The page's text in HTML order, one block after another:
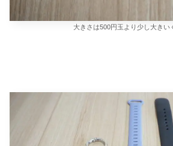
大きさは500円玉より少し大きい